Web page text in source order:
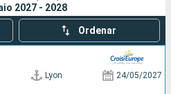
Pesquisar
2027 - 2028
Ordenar
Lyon 24/05/2027